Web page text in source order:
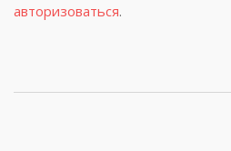
авторизоваться.